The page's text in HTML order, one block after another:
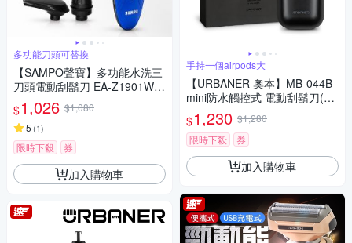
多功能刀頭可替換
【SAMPO聲寶】多功能水洗三
刀頭電動刮鬍刀 EA-Z1901WL
(鼻毛刀/鬢角刀)
$1,026 $1,080
5 (1)
限時下殺 券
加入購物車
手持一個airpods大
【URBANER 奧本】MB-044B
mini防水觸控式 電動刮鬍刀(口
袋電刮鬍刀/電鬍刀/刮鬍刀)
$1,230 $1,280
限時下殺
券
加入購物車